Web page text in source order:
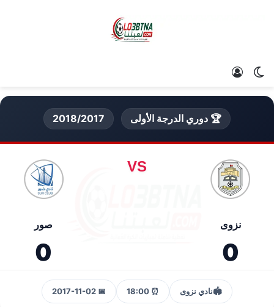
الوضع المظلم
🏆 دوري الدرجة الأولى 2018/2017
نزوى
0
VS
صور
0
🏟️نادي نزوى ⏰ 18:00
📅 2017-11-02